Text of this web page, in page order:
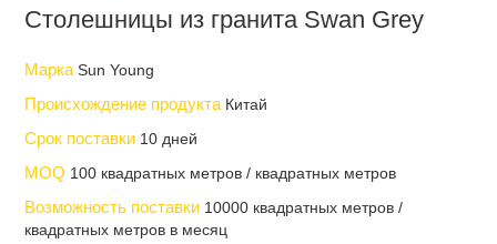
Столешницы из гранита Swan Grey
МаркаSun Young
Происхождение продуктаКитай
Срок поставки 10 дней
MOQ 100 квадратных метров / квадратных метров
Возможность поставки 10000 квадратных метров /
квадратных метров в месяц